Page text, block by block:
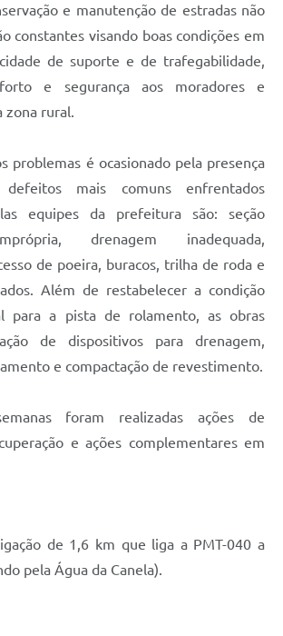
e manutenção de estradas não
constantes visando boas condições em
de suporte e de trafegabilidade,
e segurança aos moradores e
zona rural.
problemas é ocasionado pela presença
mais comuns enfrentados
equipes da prefeitura são: seção
drenagem inadequada,
de poeira, buracos, trilha de roda e
Além de restabelecer a condição
para a pista de rolamento, as obras
de dispositivos para drenagem,
e compactação de revestimento.
foram realizadas ações de
e ações complementares em
de 1,6 km que liga a PMT-040 a
pela Água da Canela).